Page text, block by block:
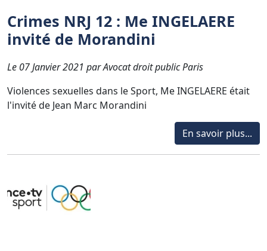
Crimes NRJ 12 : Me INGELAERE
invité de Morandini
Le 07 Janvier 2021 par Avocat droit public Paris
Violences sexuelles dans le Sport, Me INGELAERE était
l'invité de Jean Marc Morandini
En savoir plus...